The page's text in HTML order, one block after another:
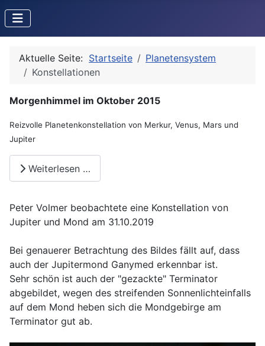
Aktuelle Seite: Startseite
Planetensystem
Konstellationen
Morgenhimmel im Oktober 2015
Reizvolle Planetenkonstellation von Merkur, Venus, Mars und
Jupiter
Weiterlesen …
Peter Volmer beobachtete eine Konstellation von
Jupiter und Mond am 31.10.2019
Bei genauerer Betrachtung des Bildes fällt auf, dass
auch der Jupitermond Ganymed erkennbar ist.
Sehr schön ist auch der "gezackte" Terminator
abgebildet, wegen des streifenden Sonnenlichteinfalls
auf dem Mond heben sich die Mondgebirge am
Terminator gut ab.